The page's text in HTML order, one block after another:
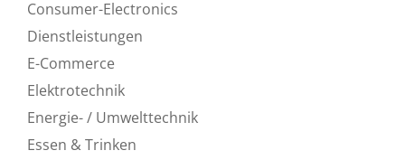
Consumer-Electronics
Dienstleistungen
E-Commerce
Elektrotechnik
Energie- / Umwelttechnik
Essen & Trinken